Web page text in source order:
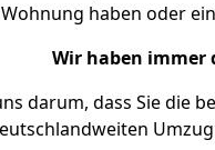
haben oder
Wir haben immer
darum, dass Sie die